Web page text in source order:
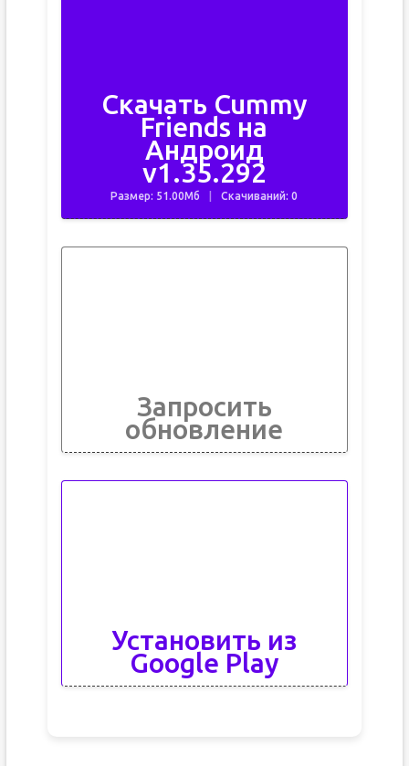
Скачать Cummy
Friends на
Андроид
v1.35.292
Размер: 51.00Мб Скачиваний: 0
Запросить
обновление
Установить из
Google Play